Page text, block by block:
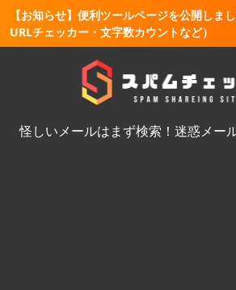
【お知らせ】便利ツールページを公開しま
URLチェッカー・文字数カウントなど）
怪しいメールはまず検索！迷惑メー